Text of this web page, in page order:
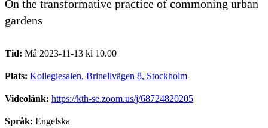
On the transformative practice of commoning urban
gardens
Tid: Må 2023-11-13 kl 10.00
Plats: Kollegiesalen, Brinellvägen 8, Stockholm
Videolänk: https://kth-se.zoom.us/j/68724820205
Språk: Engelska